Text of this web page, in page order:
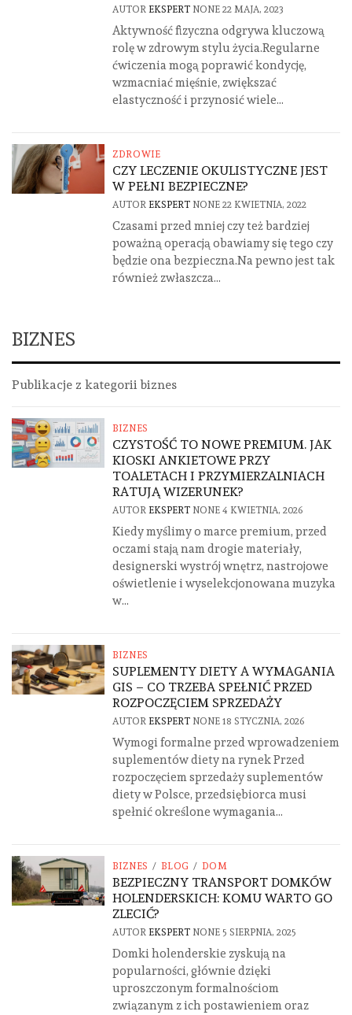
AUTOR EKSPERT NONE 22 MAJA, 2023
Aktywność fizyczna odgrywa kluczową
rolę w zdrowym stylu życia.Regularne
ćwiczenia mogą poprawić kondycję,
wzmacniać mięśnie, zwiększać
elastyczność i przynosić wiele...
ZDROWIE
CZY LECZENIE OKULISTYCZNE JEST
W PEŁNI BEZPIECZNE?
AUTOR EKSPERT NONE 22 KWIETNIA, 2022
Czasami przed mniej czy też bardziej
poważną operacją obawiamy się tego czy
będzie ona bezpieczna.Na pewno jest tak
również zwłaszcza...
BIZNES
Publikacje z kategorii biznes
BIZNES
CZYSTOŚĆ TO NOWE PREMIUM. JAK
KIOSKI ANKIETOWE PRZY
TOALETACH I PRZYMIERZALNIACH
RATUJĄ WIZERUNEK?
AUTOR EKSPERT NONE 4 KWIETNIA, 2026
Kiedy myślimy o marce premium, przed
oczami stają nam drogie materiały,
designerski wystrój wnętrz, nastrojowe
oświetlenie i wyselekcjonowana muzyka
w...
BIZNES
SUPLEMENTY DIETY A WYMAGANIA
GIS – CO TRZEBA SPEŁNIĆ PRZED
ROZPOCZĘCIEM SPRZEDAŻY
AUTOR EKSPERT NONE 18 STYCZNIA, 2026
Wymogi formalne przed wprowadzeniem
suplementów diety na rynek Przed
rozpoczęciem sprzedaży suplementów
diety w Polsce, przedsiębiorca musi
spełnić określone wymagania...
BIZNES / BLOG / DOM
BEZPIECZNY TRANSPORT DOMKÓW
HOLENDERSKICH: KOMU WARTO GO
ZLECIĆ?
AUTOR EKSPERT NONE 5 SIERPNIA, 2025
Domki holenderskie zyskują na
popularności, głównie dzięki
uproszczonym formalnościom
związanym z ich postawieniem oraz